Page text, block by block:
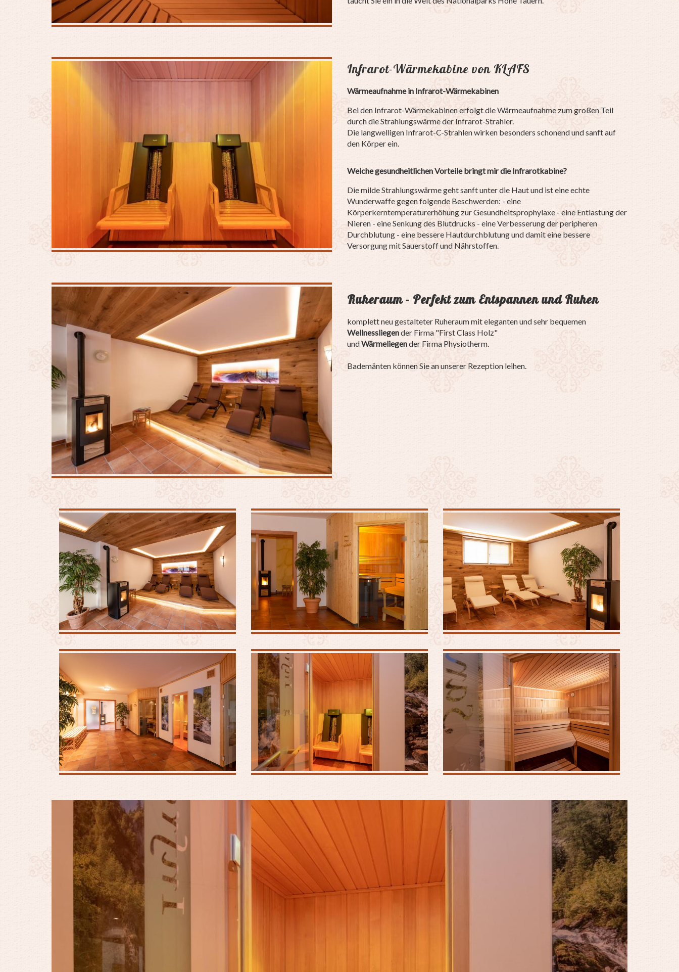
Infrarot-Wärmekabine von KLAFS
Wärmeaufnahme in Infrarot-Wärmekabinen
Bei den Infrarot-Wärmekabinen erfolgt die Wärmeaufnahme zum großen Teil
durch die Strahlungswärme der Infrarot-Strahler.
Die langwelligen Infrarot-C-Strahlen wirken besonders schonend und sanft auf
den Körper ein.
Welche gesundheitlichen Vorteile bringt mir die Infrarotkabine?
Die milde Strahlungswärme geht sanft unter die Haut und ist eine echte
Wunderwaffe gegen folgende Beschwerden: - eine
Körperkerntemperaturerhöhung zur Gesundheitsprophylaxe - eine Entlastung der
Nieren - eine Senkung des Blutdrucks - eine Verbesserung der peripheren
Durchblutung - eine bessere Hautdurchblutung und damit eine bessere
Versorgung mit Sauerstoff und Nährstoffen.
Ruheraum - Perfekt zum Entspannen und Ruhen
komplett neu gestalteter Ruheraum mit eleganten und sehr bequemen
Wellnessliegender Firma "First Class Holz"
undWärmeliegender Firma Physiotherm.
Bademänten können Sie an unserer Rezeption leihen.